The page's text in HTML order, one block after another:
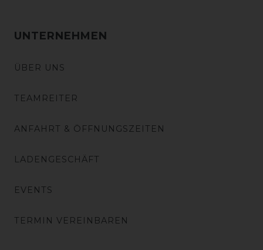
UNTERNEHMEN
ÜBER UNS
TEAMREITER
ANFAHRT & ÖFFNUNGSZEITEN
LADENGESCHÄFT
EVENTS
TERMIN VEREINBAREN